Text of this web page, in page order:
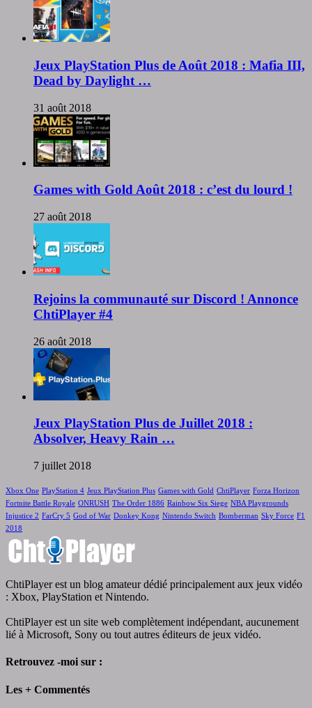
Jeux PlayStation Plus de Août 2018 : Mafia III,
Dead by Daylight …
31 août 2018
Games with Gold Août 2018 : c’est du lourd !
27 août 2018
Rejoins la communauté sur Discord ! Annonce
ChtiPlayer #4
26 août 2018
Jeux PlayStation Plus de Juillet 2018 :
Absolver, Heavy Rain …
7 juillet 2018
Xbox One PlayStation 4 Jeux PlayStation Plus Games with Gold ChtiPlayer Forza Horizon
Fortnite Battle Royale ONRUSH The Order 1886 Rainbow Six Siege NBA Playgrounds
Injustice 2 FarCry 5 God of War Donkey Kong Nintendo Switch Bomberman Sky Force F1
2018
ChtiPlayer est un blog amateur dédié principalement aux jeux vidéo
: Xbox, PlayStation et Nintendo.
ChtiPlayer est un site web complètement indépendant, aucunement
lié à Microsoft, Sony ou tout autres éditeurs de jeux vidéo.
Retrouvez -moi sur :
Les + Commentés